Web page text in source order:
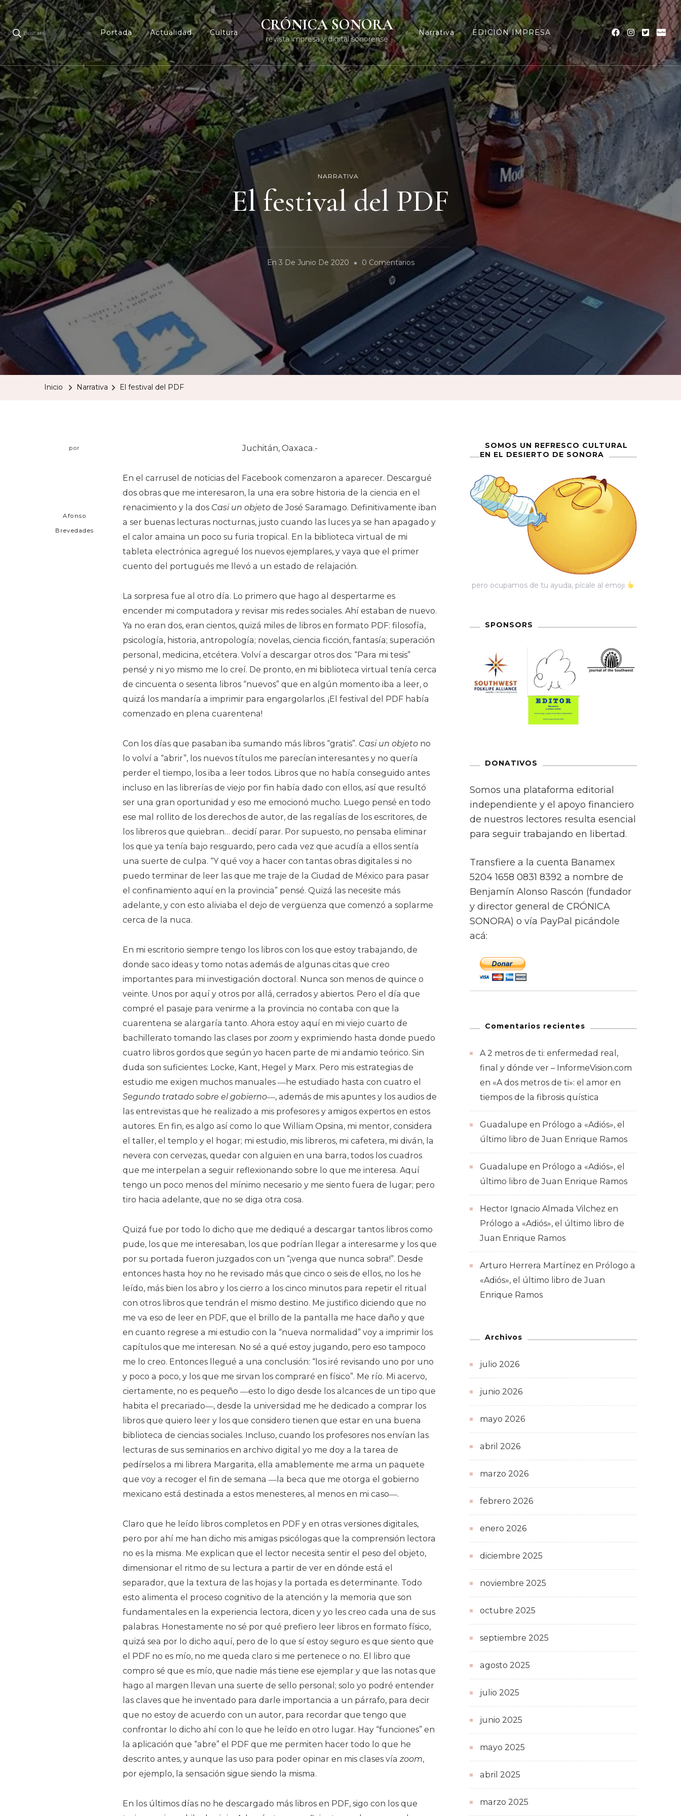
Buscar Portada Actualidad Cultura CRÓNICA SONORA
revista impresa y digital sonorense
Narrativa EDICIÓN IMPRESA
NARRATIVA
El festival del PDF
En 3 De Junio De 2020 0 ComentariosEn
El
Festival
PDF
Inicio Narrativa El festival del PDF
por
Afonso
Brevedades
Juchitán, Oaxaca.-
En el carrusel de noticias del Facebook comenzaron a aparecer. Descargué
dos obras que me interesaron, la una era sobre historia de la ciencia en el
renacimiento y la dos Casi un objeto de José Saramago. Definitivamente iban
a ser buenas lecturas nocturnas, justo cuando las luces ya se han apagado y
el calor amaina un poco su furia tropical. En la biblioteca virtual de mi
tableta electrónica agregué los nuevos ejemplares, y vaya que el primer
cuento del portugués me llevó a un estado de relajación.
La sorpresa fue al otro día. Lo primero que hago al despertarme es
encender mi computadora y revisar mis redes sociales. Ahí estaban de nuevo.
Ya no eran dos, eran cientos, quizá miles de libros en formato PDF: filosofía,
psicología, historia, antropología; novelas, ciencia ficción, fantasía; superación
personal, medicina, etcétera. Volví a descargar otros dos: “Para mi tesis”
pensé y ni yo mismo me lo creí. De pronto, en mi biblioteca virtual tenía cerca
de cincuenta o sesenta libros “nuevos” que en algún momento iba a leer, o
quizá los mandaría a imprimir para engargolarlos. ¡El festival del PDF había
comenzado en plena cuarentena!
Con los días que pasaban iba sumando más libros “gratis”. Casi un objeto no
lo volví a “abrir”, los nuevos títulos me parecían interesantes y no quería
perder el tiempo, los iba a leer todos. Libros que no había conseguido antes
incluso en las librerías de viejo por fin había dado con ellos, así que resultó
ser una gran oportunidad y eso me emocionó mucho. Luego pensé en todo
ese mal rollito de los derechos de autor, de las regalías de los escritores, de
los libreros que quiebran… decidí parar. Por supuesto, no pensaba eliminar
los que ya tenía bajo resguardo, pero cada vez que acudía a ellos sentía
una suerte de culpa. “Y qué voy a hacer con tantas obras digitales si no
puedo terminar de leer las que me traje de la Ciudad de México para pasar
el confinamiento aquí en la provincia” pensé. Quizá las necesite más
adelante, y con esto aliviaba el dejo de vergüenza que comenzó a soplarme
cerca de la nuca.
En mi escritorio siempre tengo los libros con los que estoy trabajando, de
donde saco ideas y tomo notas además de algunas citas que creo
importantes para mi investigación doctoral. Nunca son menos de quince o
veinte. Unos por aquí y otros por allá, cerrados y abiertos. Pero el día que
compré el pasaje para venirme a la provincia no contaba con que la
cuarentena se alargaría tanto. Ahora estoy aquí en mi viejo cuarto de
bachillerato tomando las clases por zoom y exprimiendo hasta donde puedo
cuatro libros gordos que según yo hacen parte de mi andamio teórico. Sin
duda son suficientes: Locke, Kant, Hegel y Marx. Pero mis estrategias de
estudio me exigen muchos manuales ―he estudiado hasta con cuatro el
Segundo tratado sobre el gobierno―, además de mis apuntes y los audios de
las entrevistas que he realizado a mis profesores y amigos expertos en estos
autores. En fin, es algo así como lo que William Opsina, mi mentor, considera
el taller, el templo y el hogar; mi estudio, mis libreros, mi cafetera, mi diván, la
nevera con cervezas, quedar con alguien en una barra, todos los cuadros
que me interpelan a seguir reflexionando sobre lo que me interesa. Aquí
tengo un poco menos del mínimo necesario y me siento fuera de lugar; pero
tiro hacia adelante, que no se diga otra cosa.
Quizá fue por todo lo dicho que me dediqué a descargar tantos libros como
pude, los que me interesaban, los que podrían llegar a interesarme y los que
por su portada fueron juzgados con un “¡venga que nunca sobra!”. Desde
entonces hasta hoy no he revisado más que cinco o seis de ellos, no los he
leído, más bien los abro y los cierro a los cinco minutos para repetir el ritual
con otros libros que tendrán el mismo destino. Me justifico diciendo que no
me va eso de leer en PDF, que el brillo de la pantalla me hace daño y que
en cuanto regrese a mi estudio con la “nueva normalidad” voy a imprimir los
capítulos que me interesan. No sé a qué estoy jugando, pero eso tampoco
me lo creo. Entonces llegué a una conclusión: “los iré revisando uno por uno
y poco a poco, y los que me sirvan los compraré en físico”. Me río. Mi acervo,
ciertamente, no es pequeño ―esto lo digo desde los alcances de un tipo que
habita el precariado―, desde la universidad me he dedicado a comprar los
libros que quiero leer y los que considero tienen que estar en una buena
biblioteca de ciencias sociales. Incluso, cuando los profesores nos envían las
lecturas de sus seminarios en archivo digital yo me doy a la tarea de
pedírselos a mi librera Margarita, ella amablemente me arma un paquete
que voy a recoger el fin de semana ―la beca que me otorga el gobierno
mexicano está destinada a estos menesteres, al menos en mi caso―.
Claro que he leído libros completos en PDF y en otras versiones digitales,
pero por ahí me han dicho mis amigas psicólogas que la comprensión lectora
no es la misma. Me explican que el lector necesita sentir el peso del objeto,
dimensionar el ritmo de su lectura a partir de ver en dónde está el
separador, que la textura de las hojas y la portada es determinante. Todo
esto alimenta el proceso cognitivo de la atención y la memoria que son
fundamentales en la experiencia lectora, dicen y yo les creo cada una de sus
palabras. Honestamente no sé por qué prefiero leer libros en formato físico,
quizá sea por lo dicho aquí, pero de lo que sí estoy seguro es que siento que
el PDF no es mío, no me queda claro si me pertenece o no. El libro que
compro sé que es mío, que nadie más tiene ese ejemplar y que las notas que
hago al margen llevan una suerte de sello personal; solo yo podré entender
las claves que he inventado para darle importancia a un párrafo, para decir
que no estoy de acuerdo con un autor, para recordar que tengo que
confrontar lo dicho ahí con lo que he leído en otro lugar. Hay “funciones” en
la aplicación que “abre” el PDF que me permiten hacer todo lo que he
descrito antes, y aunque las uso para poder opinar en mis clases vía zoom,
por ejemplo, la sensación sigue siendo la misma.
En los últimos días no he descargado más libros en PDF, sigo con los que
SOMOS UN REFRESCO CULTURAL
EN EL DESIERTO DE SONORA
pero ocupamos de tu ayuda, pícale al emoji
SPONSORS
DONATIVOS
Somos una plataforma editorial
independiente y el apoyo financiero
de nuestros lectores resulta esencial
para seguir trabajando en libertad.
Transfiere a la cuenta Banamex
5204 1658 0831 8392 a nombre de
Benjamín Alonso Rascón (fundador
y director general de CRÓNICA
SONORA) o vía PayPal picándole
acá:
Comentarios recientes
A 2 metros de ti: enfermedad real,
final y dónde ver – InformeVision.com
en «A dos metros de ti»: el amor en
tiempos de la fibrosis quística
Guadalupe en Prólogo a «Adiós», el
último libro de Juan Enrique Ramos
Guadalupe en Prólogo a «Adiós», el
último libro de Juan Enrique Ramos
Hector Ignacio Almada Vilchez en
Prólogo a «Adiós», el último libro de
Juan Enrique Ramos
Arturo Herrera Martínez en Prólogo a
«Adiós», el último libro de Juan
Enrique Ramos
Archivos
julio 2026
junio 2026
mayo 2026
abril 2026
marzo 2026
febrero 2026
enero 2026
diciembre 2025
noviembre 2025
octubre 2025
septiembre 2025
agosto 2025
julio 2025
junio 2025
mayo 2025
abril 2025
marzo 2025